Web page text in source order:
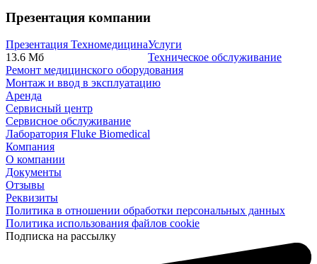
Презентация компании
Презентация Техномедицина
13.6 Мб
Услуги
Техническое обслуживание
Ремонт медицинского оборудования
Монтаж и ввод в эксплуатацию
Аренда
Сервисный центр
Сервисное обслуживание
Лаборатория Fluke Biomedical
Компания
О компании
Документы
Отзывы
Реквизиты
Политика в отношении обработки персональных данных
Политика использования файлов cookie
Подписка на рассылку